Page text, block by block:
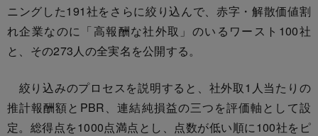
ニングした191社をさらに絞り込んで、赤字・解散価値割
れ企業なのに「高報酬な社外取」のいるワースト100社
と、その273人の全実名を公開する。
絞り込みのプロセスを説明すると、社外取1人当たりの
推計報酬額とPBR、連結純損益の三つを評価軸として設
定。総得点を1000点満点とし、点数が低い順に100社をピ